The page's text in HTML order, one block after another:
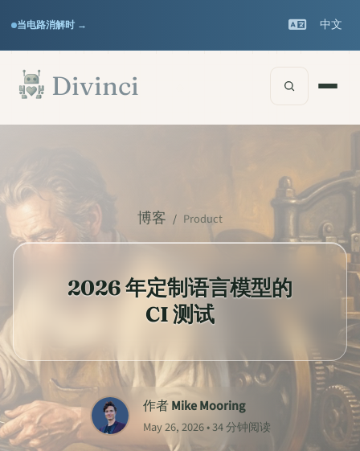
当电路消解时 → 中文
Divinci
博客 / Product
2026 年定制语言模型的
CI 测试
作者Mike Mooring
May 26, 2026 • 34 分钟阅读